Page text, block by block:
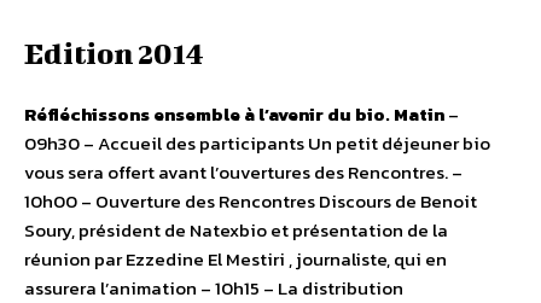
Edition 2014
Réfléchissons ensemble à l’avenir du bio.Matin–
09h30 – Accueil des participants Un petit déjeuner bio
vous sera offert avant l’ouvertures des Rencontres. –
10h00 – Ouverture des Rencontres Discours de Benoit
Soury, président de Natexbio et présentation de la
réunion par Ezzedine El Mestiri , journaliste, qui en
assurera l’animation – 10h15 – La distribution